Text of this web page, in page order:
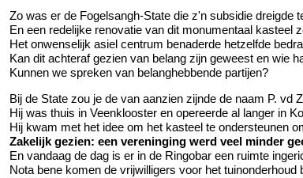
Zo was er de Fogelsangh-State die z'n subsidie dreigde
En een redelijke renovatie van dit monumentaal kasteel
Het onwenselijk asiel centrum benaderde hetzelfde
Kan dit achteraf gezien van belang zijn geweest en wie
Kunnen we spreken van belanghebbende partijen?
Bij de State zou je de van aanzien zijnde de naam P. vd
Hij was thuis in Veenklooster en opereerde al langer in
Hij kwam met het idee om het kasteel te ondersteunen
Zakelijk gezien: een vereninging werd veel minder
En vandaag de dag is er in de Ringobar een ruimte
Nota bene komen de vrijwilligers voor het tuinonderhoud